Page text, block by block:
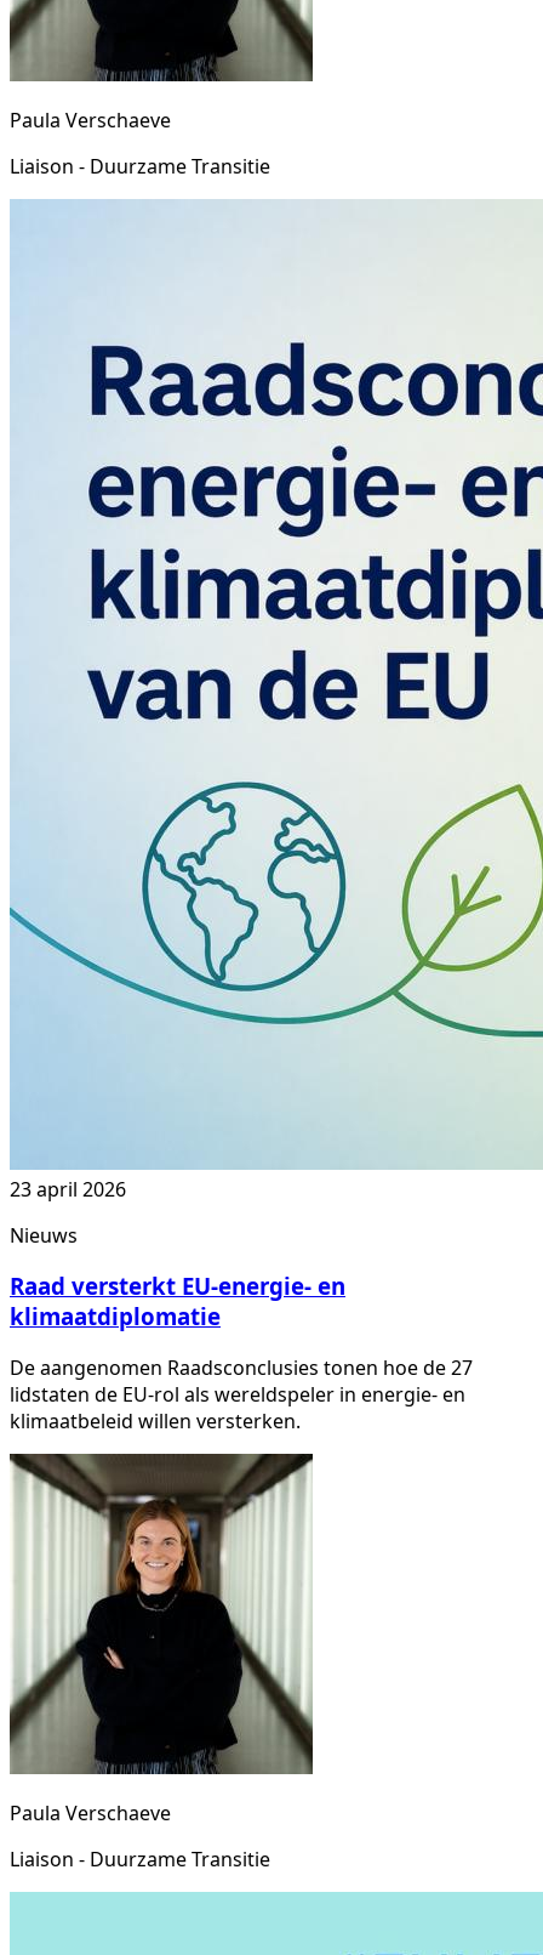
Paula Verschaeve
Liaison - Duurzame Transitie
23 april 2026
Nieuws
Raad versterkt EU-energie- en
klimaatdiplomatie
De aangenomen Raadsconclusies tonen hoe de 27
lidstaten de EU-rol als wereldspeler in energie- en
klimaatbeleid willen versterken.
Paula Verschaeve
Liaison - Duurzame Transitie